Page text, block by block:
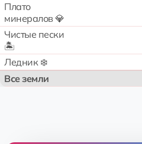
Плато
минералов 💎
Чистые пески
🏝️
Ледник ❄️
Все земли